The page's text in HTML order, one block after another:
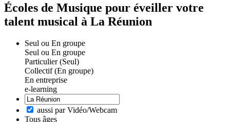
Écoles de Musique pour éveiller votre
talent musical à La Réunion
Seul ou En groupe
Seul ou En groupe
Particulier (Seul)
Collectif (En groupe)
En entreprise
e-learning
aussi par Vidéo/Webcam
Tous âges